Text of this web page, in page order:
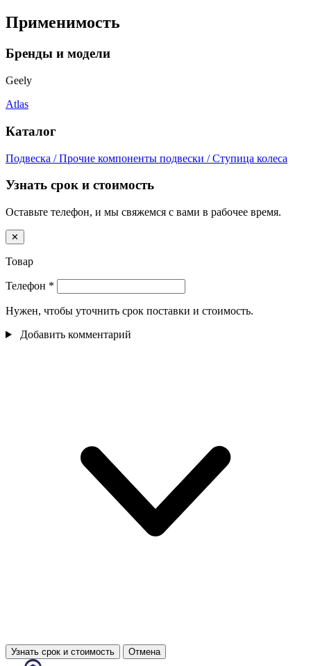
Применимость
Бренды и модели
Geely
Atlas
Каталог
Подвеска / Прочие компоненты подвески / Ступица колеса
Узнать срок и стоимость
Оставьте телефон, и мы свяжемся с вами в рабочее время.
✕
Товар
Телефон *
Нужен, чтобы уточнить срок поставки и стоимость.
Добавить комментарий
Узнать срок и стоимость Отмена